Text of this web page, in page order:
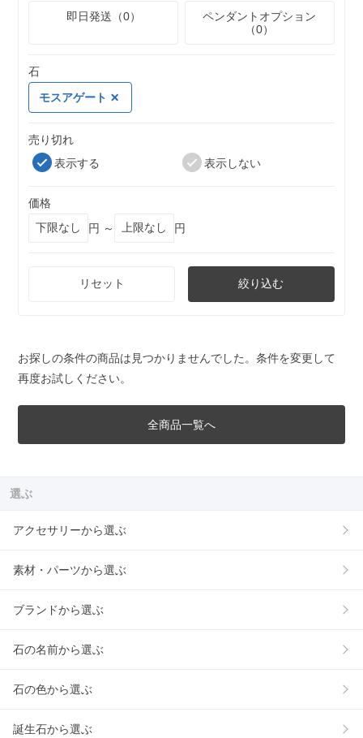
即日発送（0）
ペンダントオプション
（0）
石
モスアゲート
売り切れ
表示する
表示しない
価格
円 ～
円
リセット 絞り込む
お探しの条件の商品は見つかりませんでした。条件を変更して
再度お試しください。
全商品一覧へ
選ぶ
アクセサリーから選ぶ
素材・パーツから選ぶ
ブランドから選ぶ
石の名前から選ぶ
石の色から選ぶ
誕生石から選ぶ